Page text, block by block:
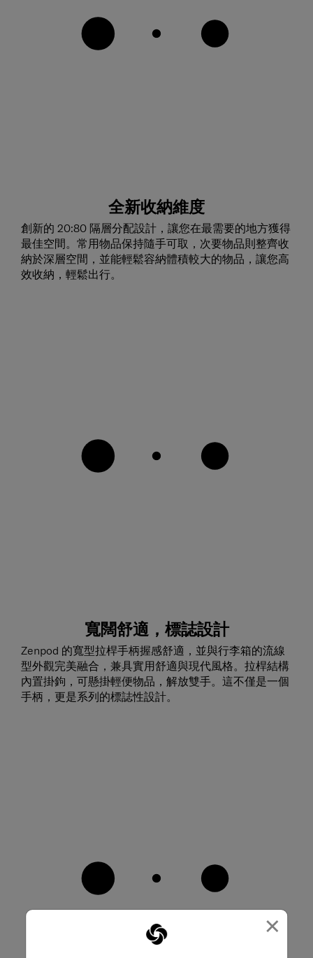
×
全新收納維度
創新的 20:80 隔層分配設計，讓您在最需要的地方獲得
最佳空間。常用物品保持隨手可取，次要物品則整齊收
納於深層空間，並能輕鬆容納體積較大的物品，讓您高
效收納，輕鬆出行。
寬闊舒適，標誌設計
Zenpod 的寬型拉桿手柄握感舒適，並與行李箱的流線
型外觀完美融合，兼具實用舒適與現代風格。拉桿結構
內置掛鉤，可懸掛輕便物品，解放雙手。這不僅是一個
手柄，更是系列的標誌性設計。